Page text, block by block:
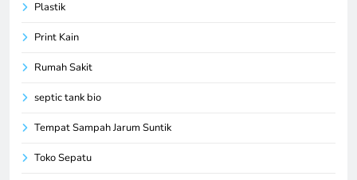
Plastik
Print Kain
Rumah Sakit
septic tank bio
Tempat Sampah Jarum Suntik
Toko Sepatu